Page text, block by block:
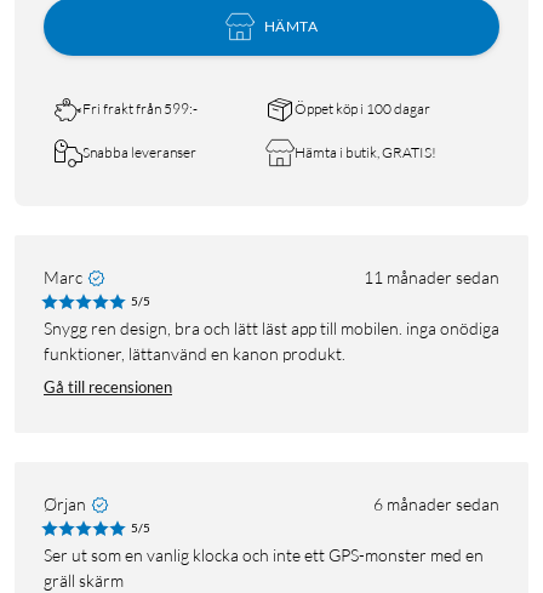
HÄMTA
Fri frakt från 599:- Öppet köp i 100 dagar
Snabba leveranser Hämta i butik, GRATIS!
Marc 11 månader sedan
5/5
Snygg ren design, bra och lätt läst app till mobilen. inga onödiga
funktioner, lättanvänd en kanon produkt.
Gå till recensionen
Ørjan 6 månader sedan
5/5
Ser ut som en vanlig klocka och inte ett GPS-monster med en
gräll skärm